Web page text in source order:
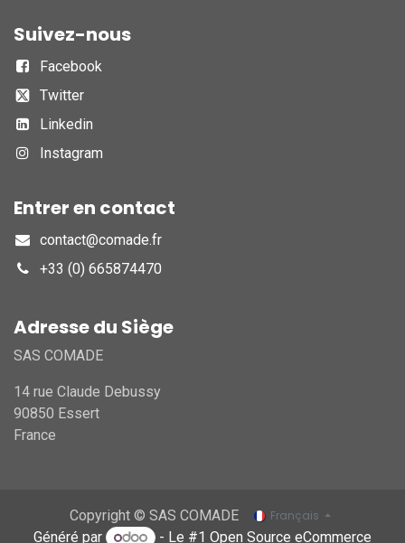
Suivez-nous
Facebook
Twitter
Linkedin
Instagram
Entrer en contact
contact@comade.fr
+33 (0) 665874470
Adresse du Siège
SAS COMADE
14 rue Claude Debussy
90850 Essert
France
Copyright © SAS COMADE Français
Généré par - Le #1 Open Source eCommerce